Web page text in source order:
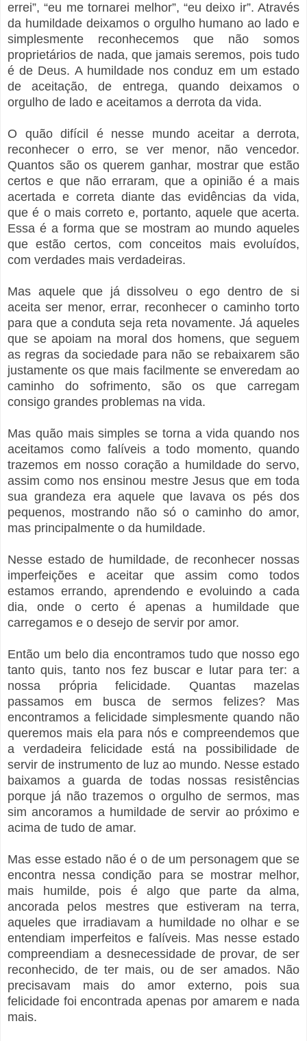
errei”, “eu me tornarei melhor”, “eu deixo ir”. Através
da humildade deixamos o orgulho humano ao lado e
simplesmente reconhecemos que não somos
proprietários de nada, que jamais seremos, pois tudo
é de Deus. A humildade nos conduz em um estado
de aceitação, de entrega, quando deixamos o
orgulho de lado e aceitamos a derrota da vida.
O quão difícil é nesse mundo aceitar a derrota,
reconhecer o erro, se ver menor, não vencedor.
Quantos são os querem ganhar, mostrar que estão
certos e que não erraram, que a opinião é a mais
acertada e correta diante das evidências da vida,
que é o mais correto e, portanto, aquele que acerta.
Essa é a forma que se mostram ao mundo aqueles
que estão certos, com conceitos mais evoluídos,
com verdades mais verdadeiras.
Mas aquele que já dissolveu o ego dentro de si
aceita ser menor, errar, reconhecer o caminho torto
para que a conduta seja reta novamente. Já aqueles
que se apoiam na moral dos homens, que seguem
as regras da sociedade para não se rebaixarem são
justamente os que mais facilmente se enveredam ao
caminho do sofrimento, são os que carregam
consigo grandes problemas na vida.
Mas quão mais simples se torna a vida quando nos
aceitamos como falíveis a todo momento, quando
trazemos em nosso coração a humildade do servo,
assim como nos ensinou mestre Jesus que em toda
sua grandeza era aquele que lavava os pés dos
pequenos, mostrando não só o caminho do amor,
mas principalmente o da humildade.
Nesse estado de humildade, de reconhecer nossas
imperfeições e aceitar que assim como todos
estamos errando, aprendendo e evoluindo a cada
dia, onde o certo é apenas a humildade que
carregamos e o desejo de servir por amor.
Então um belo dia encontramos tudo que nosso ego
tanto quis, tanto nos fez buscar e lutar para ter: a
nossa própria felicidade. Quantas mazelas
passamos em busca de sermos felizes? Mas
encontramos a felicidade simplesmente quando não
queremos mais ela para nós e compreendemos que
a verdadeira felicidade está na possibilidade de
servir de instrumento de luz ao mundo. Nesse estado
baixamos a guarda de todas nossas resistências
porque já não trazemos o orgulho de sermos, mas
sim ancoramos a humildade de servir ao próximo e
acima de tudo de amar.
Mas esse estado não é o de um personagem que se
encontra nessa condição para se mostrar melhor,
mais humilde, pois é algo que parte da alma,
ancorada pelos mestres que estiveram na terra,
aqueles que irradiavam a humildade no olhar e se
entendiam imperfeitos e falíveis. Mas nesse estado
compreendiam a desnecessidade de provar, de ser
reconhecido, de ter mais, ou de ser amados. Não
precisavam mais do amor externo, pois sua
felicidade foi encontrada apenas por amarem e nada
mais.